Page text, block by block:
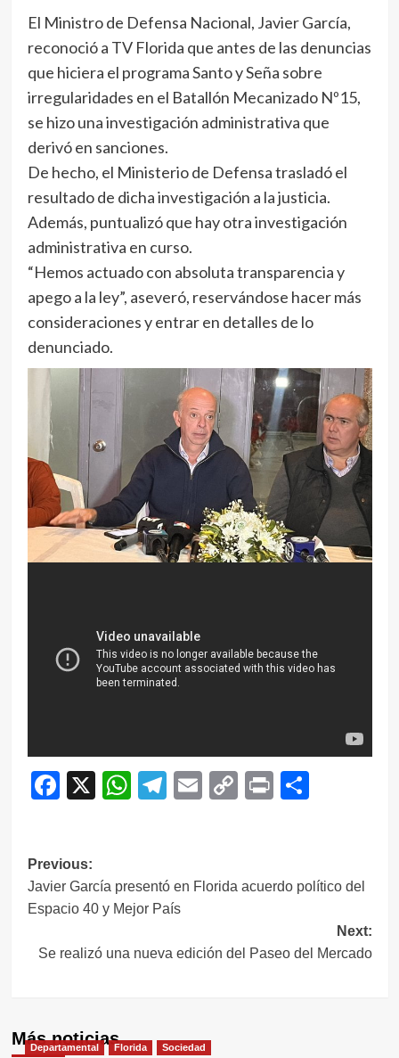
El Ministro de Defensa Nacional, Javier García,
reconoció a TV Florida que antes de las denuncias
que hiciera el programa Santo y Seña sobre
irregularidades en el Batallón Mecanizado Nº15,
se hizo una investigación administrativa que
derivó en sanciones.
De hecho, el Ministerio de Defensa trasladó el
resultado de dicha investigación a la justicia.
Además, puntualizó que hay otra investigación
administrativa en curso.
“Hemos actuado con absoluta transparencia y
apego a la ley”, aseveró, reservándose hacer más
consideraciones y entrar en detalles de lo
denunciado.
Facebook
X WhatsApp
Telegram
EmailCopy
Print
Navegación
de
entradas
Previous:
Javier García presentó en Florida acuerdo político del
Espacio 40 y Mejor País
Next:
Se realizó una nueva edición del Paseo del Mercado
Más noticias
Departamental Florida Sociedad